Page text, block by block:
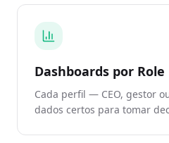
Dashboards por Role
Cada perfil — CEO, gestor
dados certos para tomar